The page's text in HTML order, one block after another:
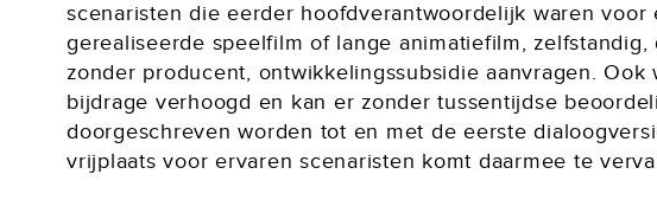
scenaristen die eerder hoofdverantwoordelijk waren voor
gerealiseerde speelfilm of lange animatiefilm, zelfstandig,
zonder producent, ontwikkelingssubsidie aanvragen. Ook
bijdrage verhoogd en kan er zonder tussentijdse
doorgeschreven worden tot en met de eerste
vrijplaats voor ervaren scenaristen komt daarmee te